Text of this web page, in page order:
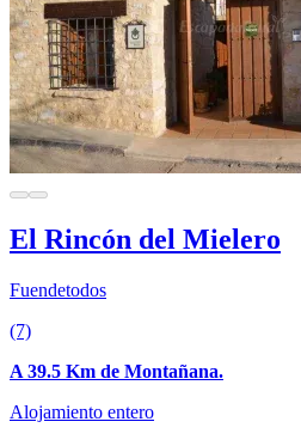
El Rincón del Mielero
Fuendetodos
(7)
A 39.5 Km de Montañana.
Alojamiento entero